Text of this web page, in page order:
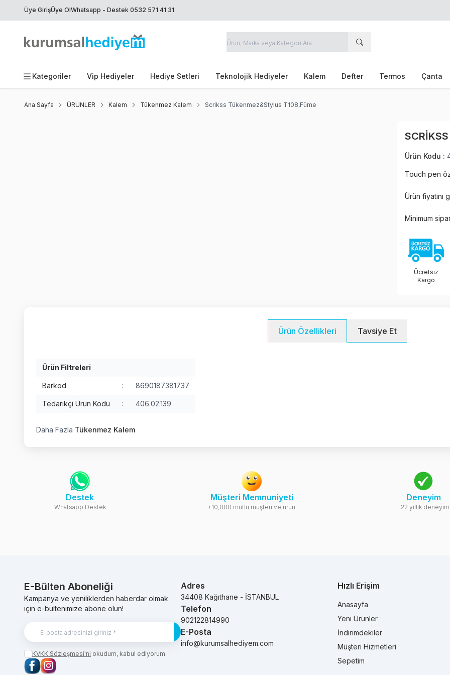
Üye GirişÜye OlWhatsapp - Destek 0532 571 41 31
Kategoriler Vip Hediyeler Hediye Setleri Teknolojik Hediyeler Kalem Defter Termos Çanta
Ana Sayfa ÜRÜNLER Kalem Tükenmez Kalem Scrikss Tükenmez&Stylus T108,Füme
Ürün Kodu :
Touch pen
Ürün fiyatını
Minimum
Ücretsiz
Kargo
Ürün Özellikleri Tavsiye Et
Ürün Filtreleri
Barkod : 8690187381737
Tedarikçi Ürün Kodu : 406.02.139
Daha Fazla Tükenmez Kalem
Destek
Whatsapp Destek
Müşteri Memnuniyeti
+10,000 mutlu müşteri ve ürün
Deneyim
+22 yıllık deneyim
E-Bülten Aboneliği
Kampanya ve yeniliklerden haberdar olmak
için e-bültenimize abone olun!
Kayıt Ol
KVKK Sözleşmesi'ni okudum, kabul ediyorum.
Facebook
Instagram
Adres
34408 Kağıthane - İSTANBUL
Telefon
902122814990
E-Posta
info@kurumsalhediyem.com
Hızlı Erişim
Anasayfa
Yeni Ürünler
İndirimdekiler
Müşteri Hizmetleri
Sepetim